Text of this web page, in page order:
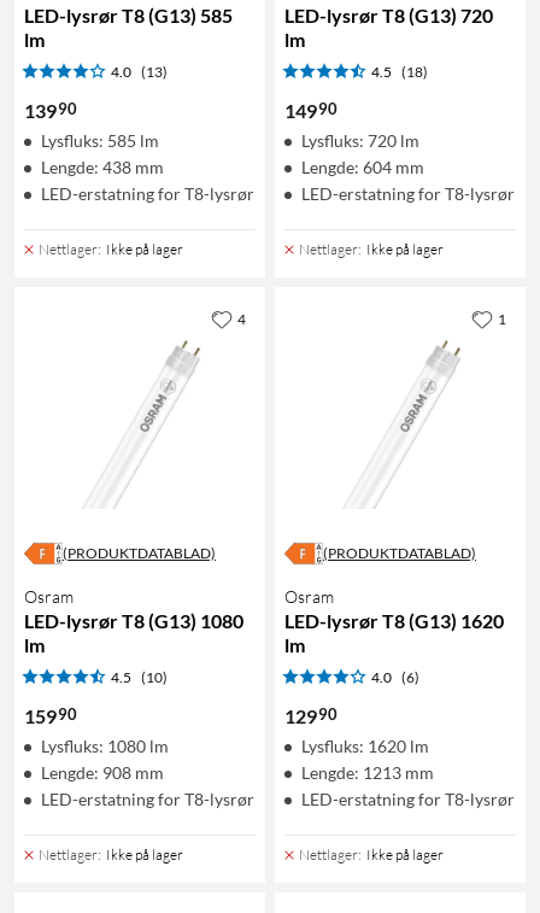
LED-lysrør T8 (G13) 585
lm
4.0 (13)
13990
Lysfluks: 585 lm
Lengde: 438 mm
LED-erstatning for T8-lysrør
Nettlager: Ikke på lager
LED-lysrør T8 (G13) 720
lm
4.5 (18)
14990
Lysfluks: 720 lm
Lengde: 604 mm
LED-erstatning for T8-lysrør
Nettlager: Ikke på lager
(PRODUKTDATABLAD)
Osram
LED-lysrør T8 (G13) 1080
lm
4.5 (10)
15990
Lysfluks: 1080 lm
Lengde: 908 mm
LED-erstatning for T8-lysrør
Nettlager: Ikke på lager
4
(PRODUKTDATABLAD)
Osram
LED-lysrør T8 (G13) 1620
lm
4.0 (6)
12990
Lysfluks: 1620 lm
Lengde: 1213 mm
LED-erstatning for T8-lysrør
Nettlager: Ikke på lager
1